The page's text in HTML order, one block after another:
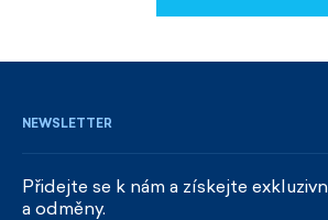
NEWSLETTER
Přidejte se k nám a získejte
a odměny.